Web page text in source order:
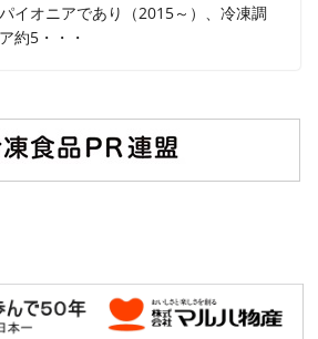
イオニアであり（2015～）、冷凍調
約5・・・